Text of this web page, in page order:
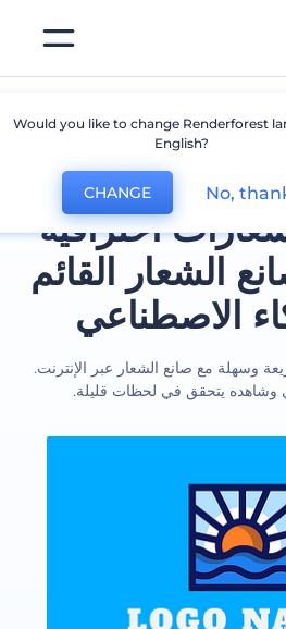
احترافية
القائم
صانع الشعار عبر الإنترنت.
في لحظات قليلة.
Would you like to change
CHANGE